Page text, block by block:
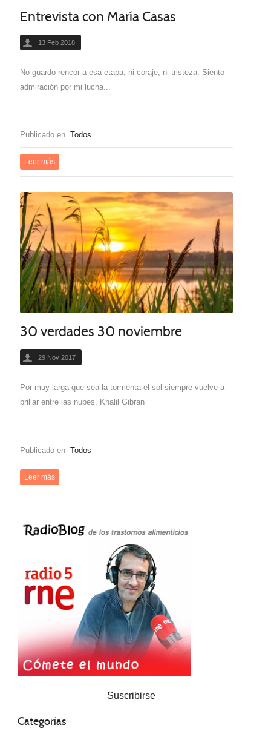
Entrevista con María Casas
13 Feb 2018
No guardo rencor a esa etapa, ni coraje, ni tristeza. Siento
admiración por mi lucha...
Publicado en Todos
Leer más
30 verdades 30 noviembre
29 Nov 2017
Por muy larga que sea la tormenta el sol siempre vuelve a
brillar entre las nubes. Khalil Gibran
Publicado en Todos
Leer más
Suscribirse
Categorías